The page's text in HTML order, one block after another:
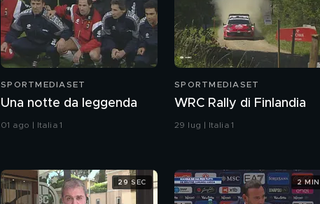
SPORTMEDIASET
Una notte da leggenda
01 ago | Italia 1
SPORTMEDIASET
WRC Rally di Finlandia
29 lug | Italia 1
29 SEC 2 MIN